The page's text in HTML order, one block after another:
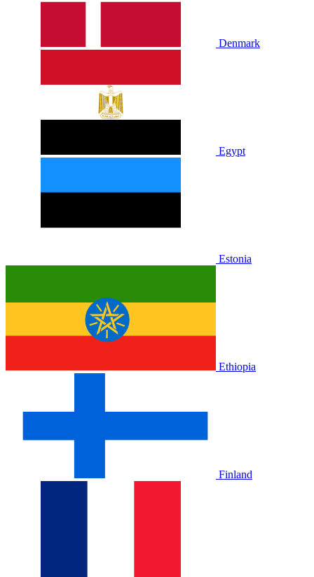
Denmark
Egypt
Estonia
Ethiopia
Finland